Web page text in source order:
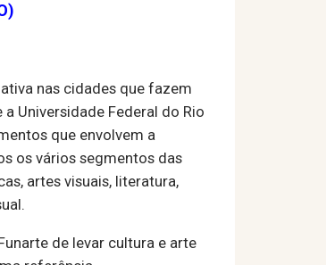
nas cidades que fazem
Universidade Federal do Rio
que envolvem a
os vários segmentos das
artes visuais, literatura,
de levar cultura e arte